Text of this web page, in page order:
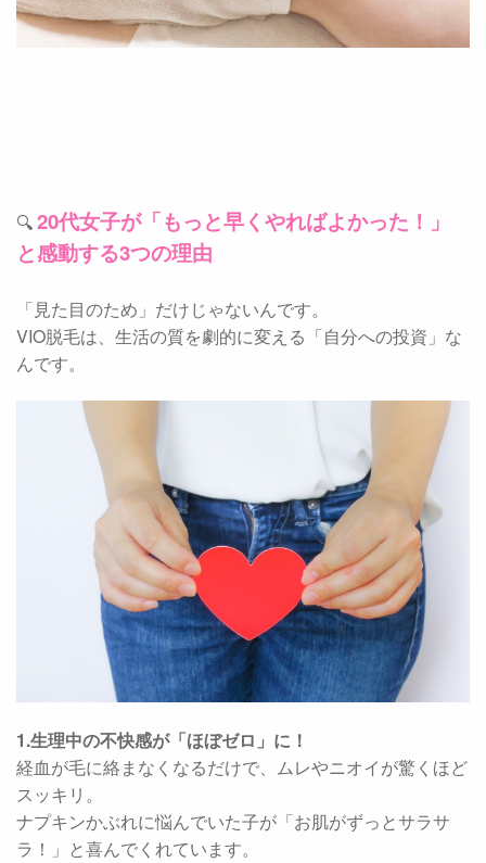
🔍20代女子が「もっと早くやればよかった！」
と感動する3つの理由
「見た目のため」だけじゃないんです。
VIO脱毛は、生活の質を劇的に変える「自分への投資」な
んです。
1.生理中の不快感が「ほぼゼロ」に！
経血が毛に絡まなくなるだけで、ムレやニオイが驚くほど
スッキリ。
ナプキンかぶれに悩んでいた子が「お肌がずっとサラサ
ラ！」と喜んでくれています。